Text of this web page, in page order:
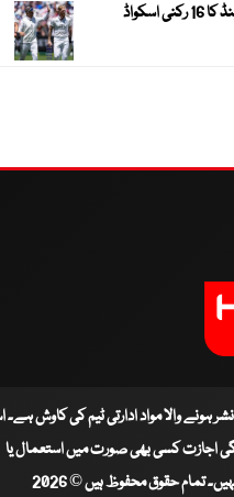
پاکستان کیخلاف ٹیسٹ سیریز ، انگلینڈ کا 16 رکنی اسکواڈ
نشر ہونے والا مواد ادارتی ٹیم کی کاوش
اجازت کسی بھی صورت میں استعمال یا
تمام حقوق محفوظ ہیں © 2026